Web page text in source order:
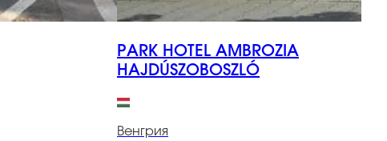
PARK HOTEL AMBROZIA
HAJDÚSZOBOSZLÓ
Венгрия